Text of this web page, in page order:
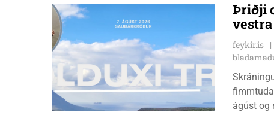
Þriðji
feykir.is
ágúst og